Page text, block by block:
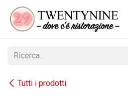
Passa al contenuto
Tutti i prodotti